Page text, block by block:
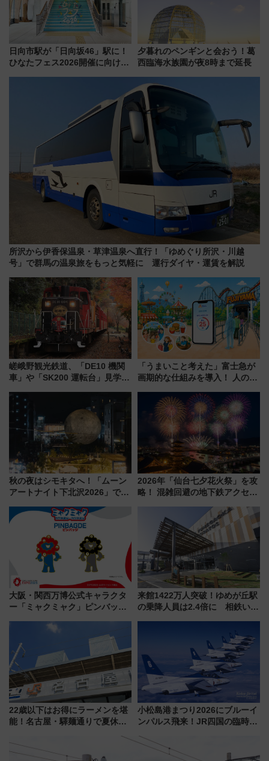
日向市駅が「日向坂46」駅に！
ひなたフェス2026開催に向けJR
夕暮れのペンギンと会おう！葛
西臨海水族園が夜8時まで延長
所沢から伊香保温泉・草津温泉へ直行！「ゆめぐり所沢・川越
号」で群馬の温泉旅をもっと気軽に 運行ダイヤ・運賃を解説
嵯峨野観光鉄道、「DE10 機関
車」や「SK200 運転台」見学ツ
トの一環で激レア体験できちゃ
うかも 参加方法やスケジュール
をご紹介
「うまいこと考えた」富士急が
画期的な仕組みを導入！ 人のか
ん」始動
秋の夜はシモキタへ！「ムーン
アートナイト下北沢2026」でイ
を満喫しよう
2026年「仙台七夕花火祭」を攻
略！ 混雑回避の地下鉄アクセス
火前に楽しむ仙台観光ルートま
で解説！
大阪・関西万博公式キャラクタ
ー「ミャクミャク」ピンバッジ
来館1422万人突破！ゆめが丘駅
の乗降人員は2.4倍に 相鉄いず
22歳以下はお得にラーメンを堪
能！名古屋・驛麺通りで夏休み
よりスタート
小松島港まつり2026にブルーイ
ンパルス飛来！JR四国の臨時ダ